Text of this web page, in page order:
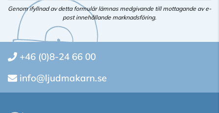
Genom ifyllnad av detta formulär lämnas medgivande till mottagande av e-
post innehållande marknadsföring.
+46 (0)8-24 66 00
info@ljudmakarn.se